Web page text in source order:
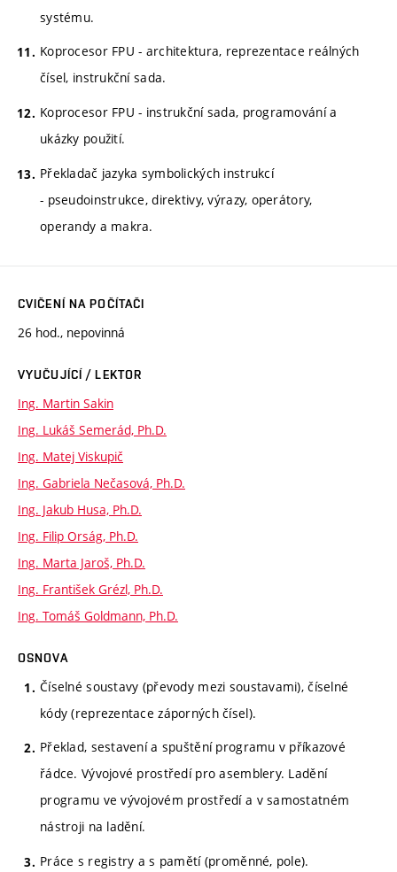
systému.
Koprocesor FPU - architektura, reprezentace reálných
čísel, instrukční sada.
Koprocesor FPU - instrukční sada, programování a
ukázky použití.
Překladač jazyka symbolických instrukcí
- pseudoinstrukce, direktivy, výrazy, operátory,
operandy a makra.
CVIČENÍ NA POČÍTAČI
26 hod., nepovinná
VYUČUJÍCÍ / LEKTOR
Ing. Martin Sakin
Ing. Lukáš Semerád, Ph.D.
Ing. Matej Viskupič
Ing. Gabriela Nečasová, Ph.D.
Ing. Jakub Husa, Ph.D.
Ing. Filip Orság, Ph.D.
Ing. Marta Jaroš, Ph.D.
Ing. František Grézl, Ph.D.
Ing. Tomáš Goldmann, Ph.D.
OSNOVA
Číselné soustavy (převody mezi soustavami), číselné
kódy (reprezentace záporných čísel).
Překlad, sestavení a spuštění programu v příkazové
řádce. Vývojové prostředí pro asemblery. Ladění
programu ve vývojovém prostředí a v samostatném
nástroji na ladění.
Práce s registry a s pamětí (proměnné, pole).